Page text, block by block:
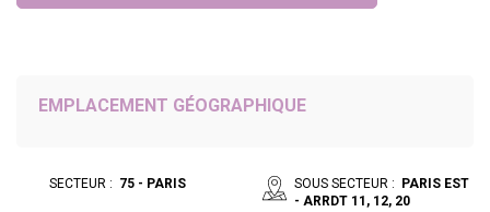
EMPLACEMENT GÉOGRAPHIQUE
SECTEUR : 75 - PARIS SOUS SECTEUR :
PARIS EST
- ARRDT 11, 12, 20